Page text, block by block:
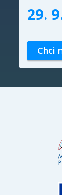
29.
Chci